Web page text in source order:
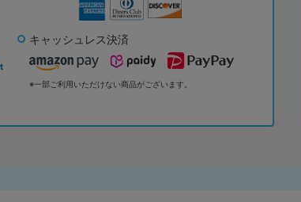
キャッシュレス決済
※一部ご利用いただけない商品がございます。